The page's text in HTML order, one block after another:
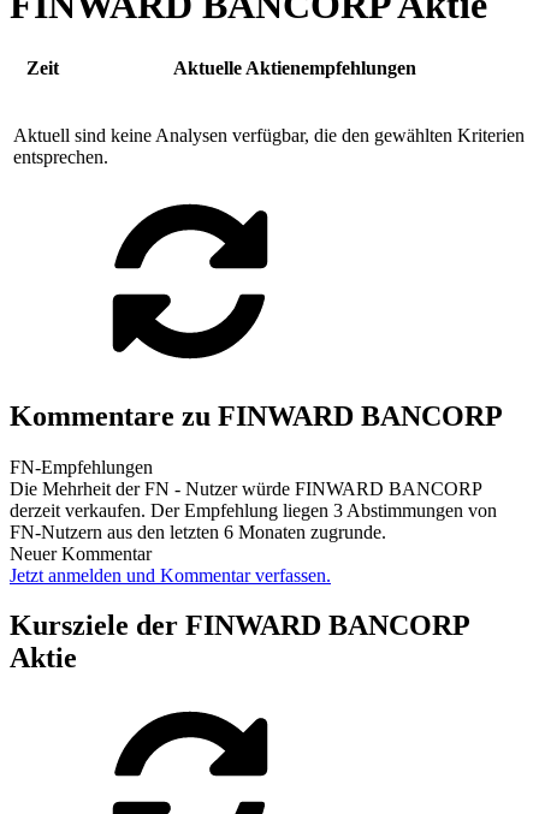
Zeit Aktuelle Aktienempfehlungen
Aktuell sind keine Analysen verfügbar, die den gewählten Kriterien
entsprechen.
Kommentare zu FINWARD BANCORP
FN-Empfehlungen
Die Mehrheit der FN - Nutzer würde FINWARD BANCORP
derzeit verkaufen. Der Empfehlung liegen 3 Abstimmungen von
FN-Nutzern aus den letzten 6 Monaten zugrunde.
Neuer Kommentar
Jetzt anmelden und Kommentar verfassen.
Kursziele der FINWARD BANCORP
Aktie